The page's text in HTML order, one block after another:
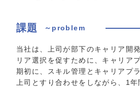
課題 ～problem
当社は、上司が部下のキャリア開
リア選択を促すために、キャリア
期初に、スキル管理とキャリアプ
上司とすり合わせをしながら、1